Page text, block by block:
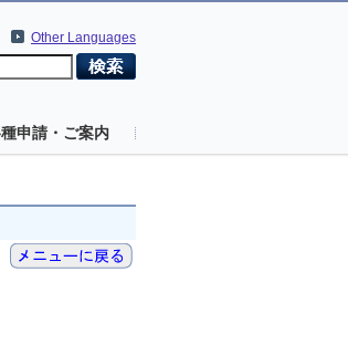
Other Languages
申請・ご案内